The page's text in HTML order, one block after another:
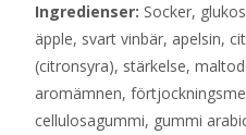
Ingredienser: Socker,
äpple, svart vinbär, apelsin,
(citronsyra), stärkelse,
aromämnen,
cellulosagummi, gummi